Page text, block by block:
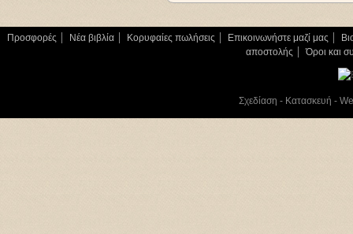
Προσφορές Νέα βιβλία Κορυφαίες πωλήσεις Επικοινωνήστε μαζί μας
αποστολής
Όροι και
Σχεδίαση - Κατασκευή -